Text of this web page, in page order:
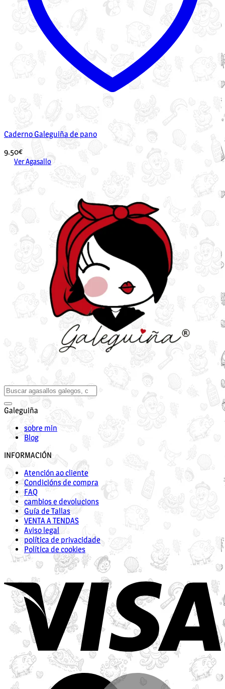
Caderno Galeguiña de pano
9.50€
Ver Agasallo
Galeguiña
sobre min
Blog
INFORMACIÓN
Atención ao cliente
Condicións de compra
FAQ
cambios e devolucions
Guía de Tallas
VENTA A TENDAS
Aviso legal
política de privacidade
Política de cookies